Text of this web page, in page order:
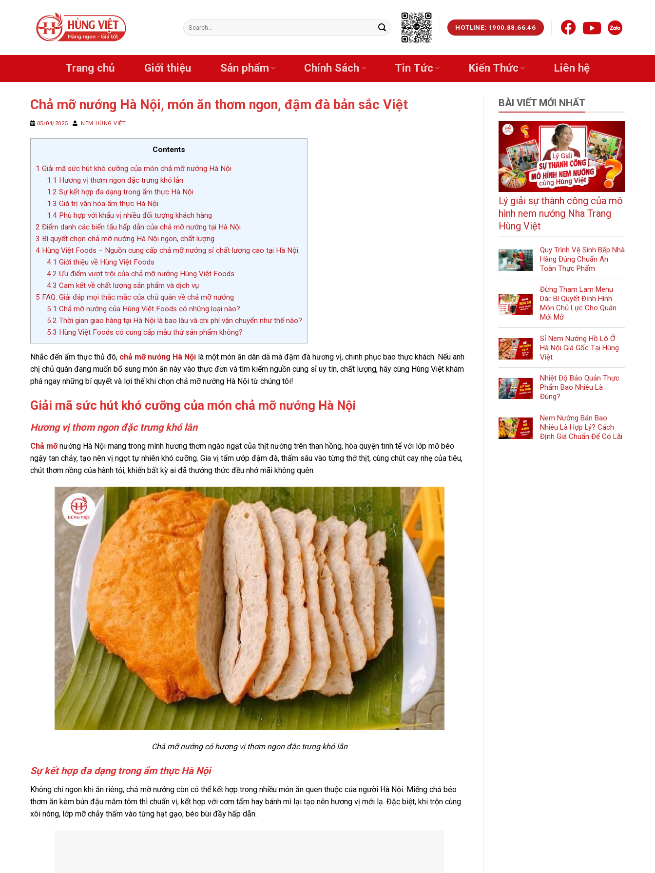
Search
for:
HOTLINE: 1900.88.66.46
Trang chủ Giới thiệu Sản phẩm Chính Sách Tin Tức Kiến Thức Liên hệ
Chả mỡ nướng Hà Nội, món ăn thơm ngon, đậm đà bản sắc Việt
05/04/2025 NEM HÙNG VIỆT
Contents
1 Giải mã sức hút khó cưỡng của món chả mỡ nướng Hà Nội
1.1 Hương vị thơm ngon đặc trưng khó lẫn
1.2 Sự kết hợp đa dạng trong ẩm thực Hà Nội
1.3 Giá trị văn hóa ẩm thực Hà Nội
1.4Phù hợp với khẩu vị nhiều đối tượng khách hàng
2 Điểm danh các biến tấu hấp dẫn của chả mỡ nướng tại Hà Nội
3 Bí quyết chọn chả mỡ nướng Hà Nội ngon, chất lượng
4 Hùng Việt Foods – Nguồn cung cấp chả mỡ nướng sỉ chất lượng cao tại Hà Nội
4.1 Giới thiệu về Hùng Việt Foods
4.2 Ưu điểm vượt trội của chả mỡ nướng Hùng Việt Foods
4.3 Cam kết về chất lượng sản phẩm và dịch vụ
5 FAQ: Giải đáp mọi thắc mắc của chủ quán về chả mỡ nướng
5.1 Chả mỡ nướng của Hùng Việt Foods có những loại nào?
5.2 Thời gian giao hàng tại Hà Nội là bao lâu và chi phí vận chuyển như thế nào?
5.3 Hùng Việt Foods có cung cấp mẫu thử sản phẩm không?
Nhắc đến ẩm thực thủ đô, chả mỡ nướng Hà Nội là một món ăn dân dã mà đậm đà hương vị, chinh phục bao thực khách. Nếu anh
chị chủ quán đang muốn bổ sung món ăn này vào thực đơn và tìm kiếm nguồn cung sỉ uy tín, chất lượng, hãy cùng Hùng Việt khám
phá ngay những bí quyết và lợi thế khi chọn chả mỡ nướng Hà Nội từ chúng tôi!
Giải mã sức hút khó cưỡng của món chả mỡ nướng Hà Nội
Hương vị thơm ngon đặc trưng khó lẫn
Chả mỡnướng Hà Nội mang trong mình hương thơm ngào ngạt của thịt nướng trên than hồng, hòa quyện tinh tế với lớp mỡ béo
ngậy tan chảy, tạo nên vị ngọt tự nhiên khó cưỡng. Gia vị tẩm ướp đậm đà, thấm sâu vào từng thớ thịt, cùng chút cay nhẹ của tiêu,
chút thơm nồng của hành tỏi, khiến bất kỳ ai đã thưởng thức đều nhớ mãi không quên.
Chả mỡ nướng có hương vị thơm ngon đặc trưng khó lẫn
Sự kết hợp đa dạng trong ẩm thực Hà Nội
Không chỉ ngon khi ăn riêng, chả mỡ nướng còn có thể kết hợp trong nhiều món ăn quen thuộc của người Hà Nội. Miếng chả béo
thơm ăn kèm bún đậu mắm tôm thì chuẩn vị, kết hợp với cơm tấm hay bánh mì lại tạo nên hương vị mới lạ. Đặc biệt, khi trộn cùng
xôi nóng, lớp mỡ chảy thấm vào từng hạt gạo, béo bùi đầy hấp dẫn.
BÀI VIẾT MỚI NHẤT
Lý giải sự thành công của mô
hình nem nướng Nha Trang
Hùng Việt
Quy Trình Vệ Sinh Bếp Nhà
Hàng Đúng Chuẩn An
Toàn Thực Phẩm
Đừng Tham Lam Menu
Dài: Bí Quyết Định Hình
Món Chủ Lực Cho Quán
Mới Mở
Sỉ Nem Nướng Hồ Lô Ở
Hà Nội Giá Gốc Tại Hùng
Việt
Nhiệt Độ Bảo Quản Thực
Phẩm Bao Nhiêu Là
Đúng?
Nem Nướng Bán Bao
Nhiêu Là Hợp Lý? Cách
Định Giá Chuẩn Để Có Lãi